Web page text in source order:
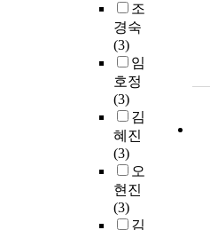
조
경숙
(3)
임
호정
(3)
김
혜진
(3)
오
현진
(3)
김